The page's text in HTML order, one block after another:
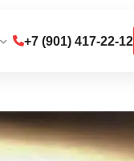
+7 (901) 417-22-12